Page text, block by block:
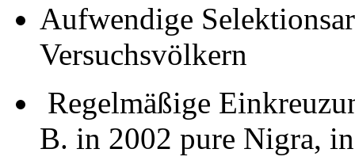
Aufwendige
Versuchsvölkern
Regelmäßige
B. in 2002 pure Nigra,